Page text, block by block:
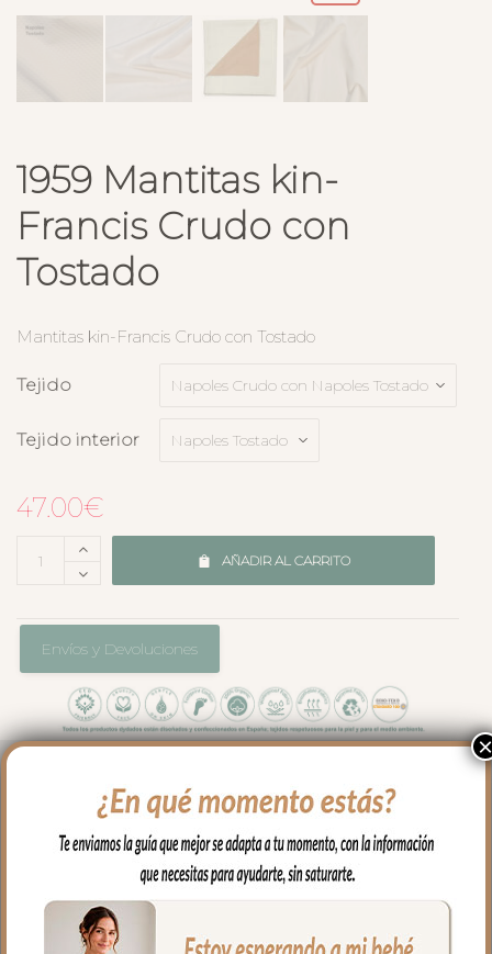
1959 Mantitas kin-
Francis Crudo con
Tostado
Mantitas kin-Francis Crudo con Tostado
Tejido
Tejido interior
47.00€
AÑADIR AL CARRITO
Envíos y Devoluciones
El complemento ideal para llevar a
nuestro bebe en brazos, para usar en el
capazo o en la cuna.
Por un lado, en tejido piqué liso; un piqué
de algodón y por el otro puedes elegir en
piqué de algodón o en pelo corto liso.
×